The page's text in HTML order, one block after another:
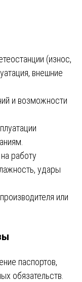
(износ,
внешние
и возможности
работу
удары
или
паспортов,
обязательств.